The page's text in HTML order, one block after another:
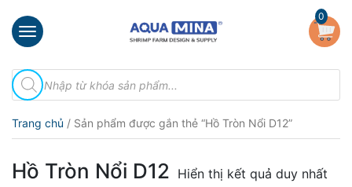
×
chủ
thiệu
phẩm
0
Tìm
kiếm
sản
Trang chủ / Sản phẩm được gắn thẻ “Hồ Tròn Nổi D12”
Hồ Tròn Nổi D12 Hiển thị kết quả duy nhất